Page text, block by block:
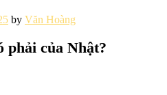
by Văn Hoàng
phải của Nhật?